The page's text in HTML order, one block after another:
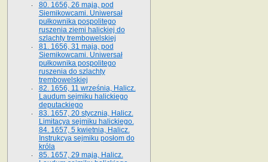
80. 1656, 26 maja, pod
Siemikowcami. Uniwersał
pułkownika pospolitego
ruszenia ziemi halickiej do
szlachty trembowelskiej
81. 1656, 31 maja, pod
Siemikowcami. Uniwersał
pułkownika pospolitego
ruszenia do szlachty
trembowelskiej
82. 1656, 11 września, Halicz.
Laudum sejmiku halickiego
deputackiego
83. 1657, 20 stycznia, Halicz.
Limitacya sejmiku halickiego.
84. 1657, 5 kwietnia, Halicz.
Instrukcya sejmiku posłom do
króla
85. 1657, 29 maja, Halicz.